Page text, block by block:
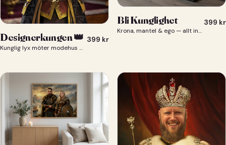
Designerkungen 👑
Kunglig lyx möter modehus — du som designerkung 👑
399 kr
Bli Kunglighet
Krona, mantel & ego — allt ingår 👑
399 kr